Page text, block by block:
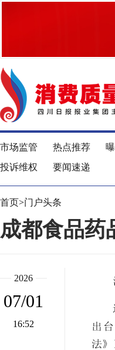
市场监管 热点推荐
投诉维权
要闻速递
首页>门户头条
成都食品药
2026
07/01
16:52
出
法